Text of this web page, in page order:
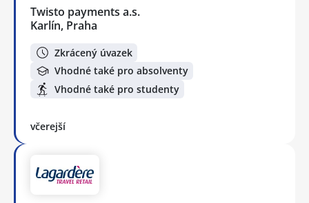
Twisto payments a.s.
Karlín, Praha
Zkrácený úvazek
Vhodné také pro absolventy
Vhodné také pro studenty
včerejší